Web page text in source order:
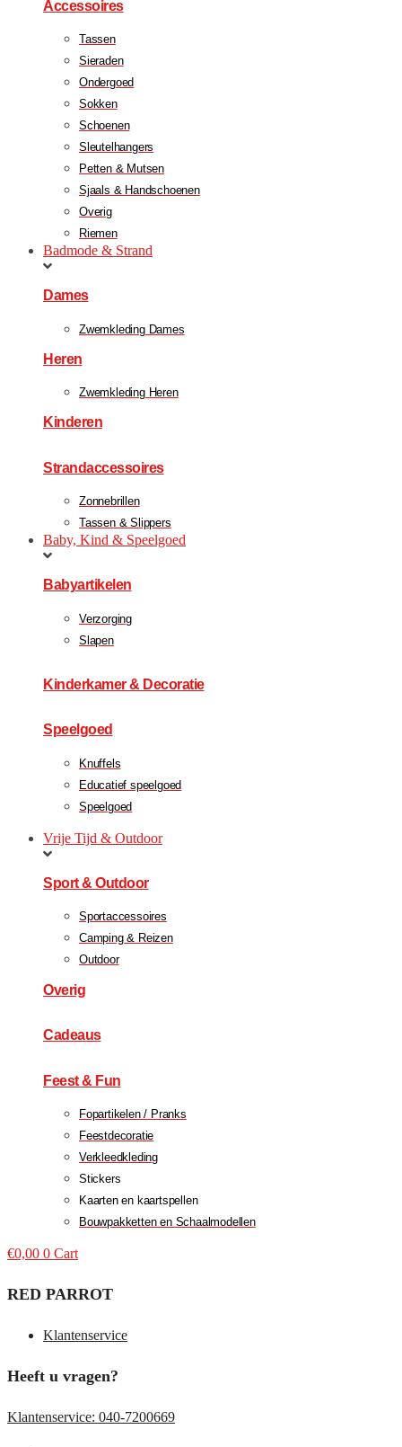
Accessoires
Tassen
Sieraden
Ondergoed
Sokken
Schoenen
Sleutelhangers
Petten & Mutsen
Sjaals & Handschoenen
Overig
Riemen
Badmode & Strand
Dames
Zwemkleding Dames
Heren
Zwemkleding Heren
Kinderen
Strandaccessoires
Zonnebrillen
Tassen & Slippers
Baby, Kind & Speelgoed
Babyartikelen
Verzorging
Slapen
Kinderkamer & Decoratie
Speelgoed
Knuffels
Educatief speelgoed
Speelgoed
Vrije Tijd & Outdoor
Sport & Outdoor
Sportaccessoires
Camping & Reizen
Outdoor
Overig
Cadeaus
Feest & Fun
Fopartikelen / Pranks
Feestdecoratie
Verkleedkleding
Stickers
Kaarten en kaartspellen
Bouwpakketten en Schaalmodellen
€0,00 0 Cart
RED PARROT
Klantenservice
Heeft u vragen?
Klantenservice: 040-7200669